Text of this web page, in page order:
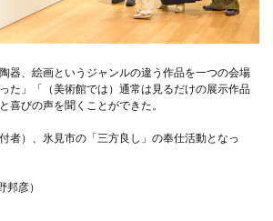
器、絵画というジャンルの違う作品を一つの会場
た」「（美術館では）通常は見るだけの展示作品
喜びの声を聞くことができた。
者）、氷見市の「三方良し」の奉仕活動となっ
彦）